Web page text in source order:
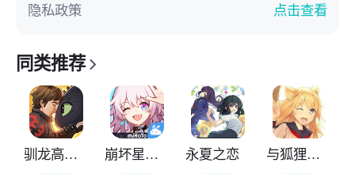
隐私政策
点击查看
同类推荐
驯龙高手旅程 崩坏星穹铁道云游戏 永夏之恋 与狐狸的日常